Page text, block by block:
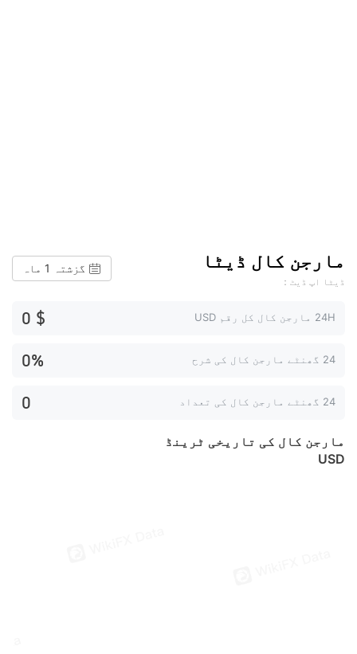
مارجن کال ڈیٹا
ڈیٹا اپ ڈیٹ：
گزشتہ 1 ماہ
24H مارجن کال کل رقم USD $ 0
24 گھنٹے مارجن کال کی شرح 0%
24 گھنٹے مارجن کال کی تعداد 0
مارجن کال کی تاریخی ٹرینڈ
USD